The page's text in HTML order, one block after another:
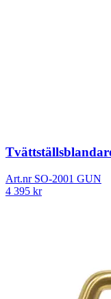
Art.nr SO-2001 GUN
4 395 kr